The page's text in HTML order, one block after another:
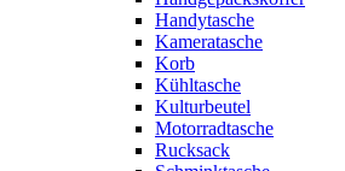
Handytasche
Kameratasche
Korb
Kühltasche
Kulturbeutel
Motorradtasche
Rucksack